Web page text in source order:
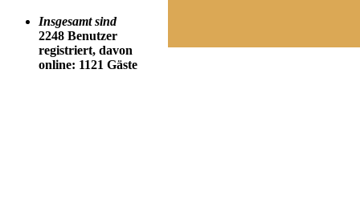
Insgesamt sind
2248 Benutzer
registriert, davon
online: 1121 Gäste